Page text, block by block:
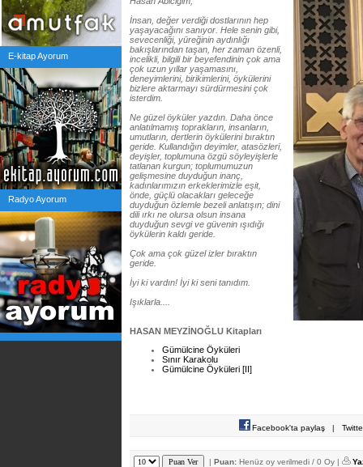
E-kitap Ayorum
Radyo Ayorum
İnsan, değer verdiği dostlarının hep
yaşayacağını sanıyor. Hele senin gibi,
sevecenliği, yüreğinin aydınlığı
bakışlarından taşan, her zaman özenli,
incelikli, bilgili bir beyefendinin çok ama
çok uzun yıllar yaşamasını,
deneyimlerini, birikimlerini, öykülerini
bizlere aktarmayı sürdürmesini çok
isterdim.
Ne güzel öyküler yazdın. Daha önce
anlatılmamış toprakların, insanların,
umutların, dertlerin öykülerini bıraktın
geride. Kullandığın deyimler, atasözleri,
deyişler, toplumuna özgü söyleyişlerle
tatlanan kurgun; toplumumuzun
gelişmesine duyduğun inanç,
kadınlarımızın erkeklerimizle eşit,
önde, güçlü olacakları geleceğe
duyduğun özlemle bezeli anlatışın; dini
dili ırkı ne olursa olsun insana
duyduğun sevgi ve güvenin ışıdığı
öykülerin kaldı geride.
Çok ama çok güzel izler bıraktın
geride.
İyi ki vardın! İyi ki seni tanıdım.
Işıklarla....
HASAN MEYZİNOĞLU Kitapları
Gümülcine Öyküleri
Sınır Karakolu
Gümülcine Öyküleri [II]
Facebook'ta paylaş |
| Puan: Henüz oy verilmedi / 0 Oy |